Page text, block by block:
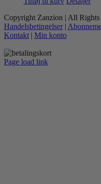
Copyright Zanzion | All Rights
Handelsbetingelser |
Kontakt | Min konto
Page load link